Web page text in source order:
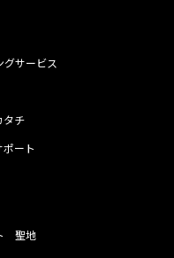
サービス
タチ
ート
聖地